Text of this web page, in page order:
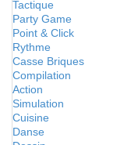
Tactique
Party Game
Point & Click
Rythme
Casse Briques
Compilation
Action
Simulation
Cuisine
Danse